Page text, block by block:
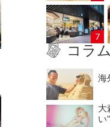
7
コラム
海
大
い